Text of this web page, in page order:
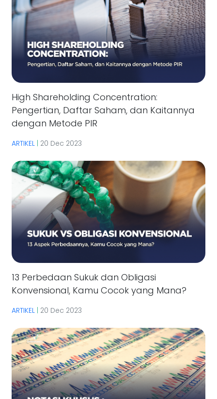
High Shareholding Concentration:
Pengertian, Daftar Saham, dan Kaitannya
dengan Metode PIR
ARTIKEL 20 Dec 2023
13 Perbedaan Sukuk dan Obligasi
Konvensional, Kamu Cocok yang Mana?
ARTIKEL | 20 Dec 2023